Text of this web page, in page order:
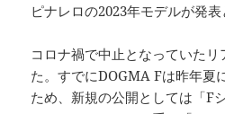
ピナレロの2023年モデルが発表
コロナ禍で中止となっていた
た。すでにDOGMA Fは昨年夏
ため、新規の公開としては「F